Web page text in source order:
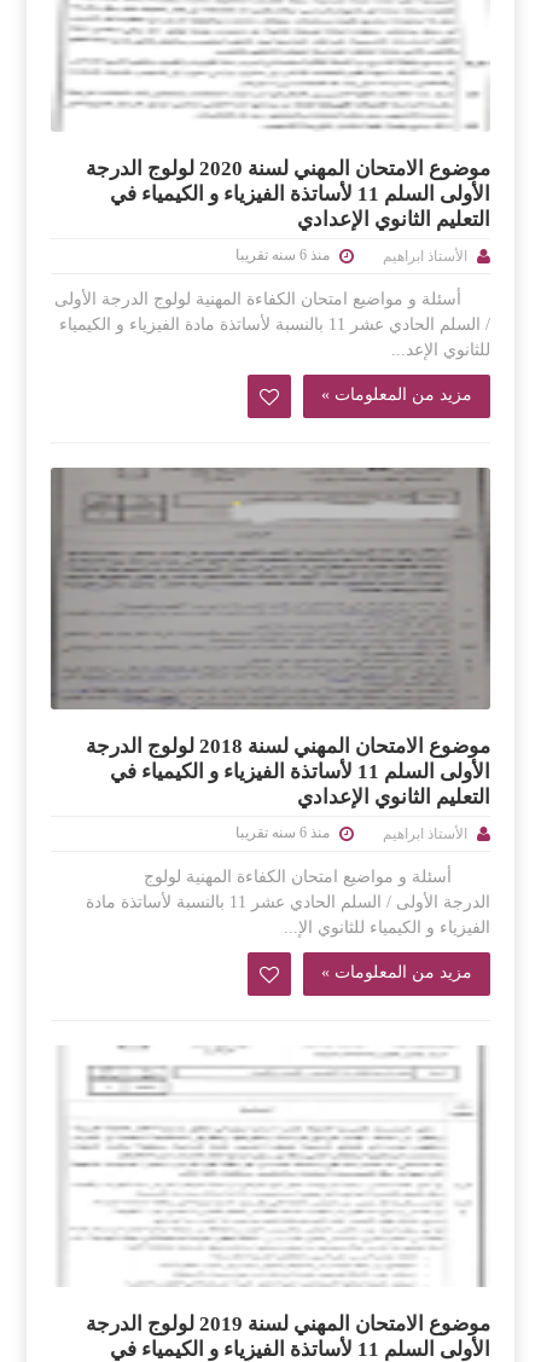
موضوع الامتحان المهني لسنة 2020 لولوج الدرجة
الأولى السلم 11 لأساتذة الفيزياء و الكيمياء في
التعليم الثانوي الإعدادي
الأستاذ ابراهيم منذ 6 سنه تقريبا
أسئلة و مواضيع امتحان الكفاءة المهنية لولوج الدرجة الأولى
/ السلم الحادي عشر 11 بالنسبة لأساتذة مادة الفيزياء و الكيمياء
للثانوي الإعد...
مزيد من المعلومات »
موضوع الامتحان المهني لسنة 2018 لولوج الدرجة
الأولى السلم 11 لأساتذة الفيزياء و الكيمياء في
التعليم الثانوي الإعدادي
الأستاذ ابراهيم منذ 6 سنه تقريبا
أسئلة و مواضيع امتحان الكفاءة المهنية لولوج
الدرجة الأولى / السلم الحادي عشر 11 بالنسبة لأساتذة مادة
الفيزياء و الكيمياء للثانوي الإ...
مزيد من المعلومات »
موضوع الامتحان المهني لسنة 2019 لولوج الدرجة
الأولى السلم 11 لأساتذة الفيزياء و الكيمياء في